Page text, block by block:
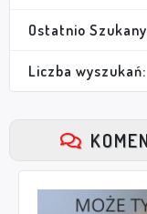
Ostatnio
Liczba wyszukań: